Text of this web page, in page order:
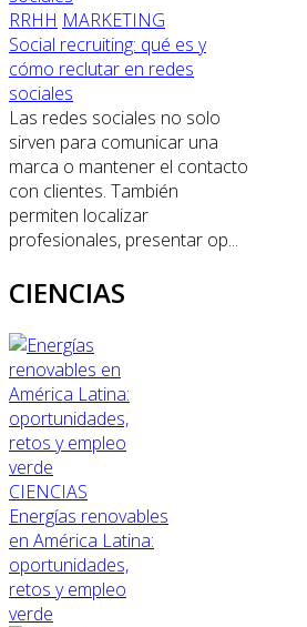
RRHH MARKETING
Social recruiting: qué es y
cómo reclutar en redes
sociales
Las redes sociales no solo
sirven para comunicar una
marca o mantener el contacto
con clientes. También
permiten localizar
profesionales, presentar op...
CIENCIAS
CIENCIAS
Energías renovables
en América Latina:
oportunidades,
retos y empleo
verde